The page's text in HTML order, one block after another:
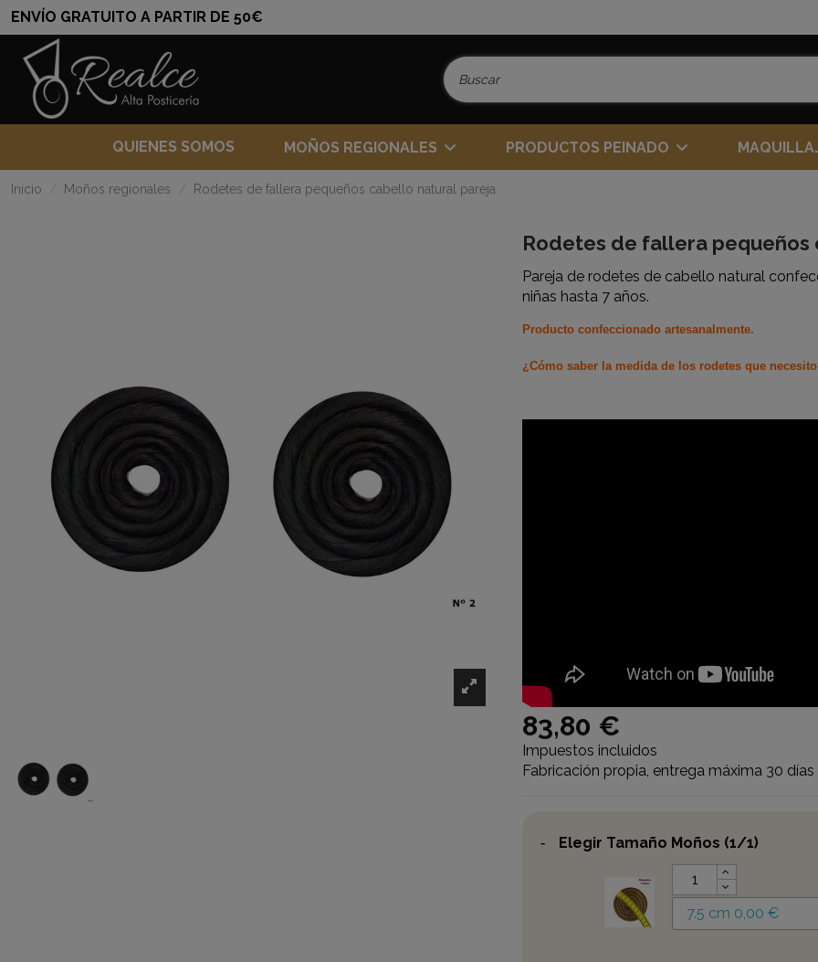
ENVÍO GRATUITO A PARTIR DE 50€
QUIENES SOMOS MOÑOS REGIONALES PRODUCTOS PEINADO
Inicio Moños regionales Rodetes de fallera pequeños cabello natural pareja
Rodetes de fallera
Pareja de rodetes de cabello natural
niñas hasta 7 años.
Producto confeccionado artesanalmente.
¿Cómo saber la medida de los rodetes que
83,80 €
Impuestos incluidos
Fabricación propia, entrega máxima 30 días
- Elegir Tamaño Moños (1/1)
7.5 cm 0,00 €